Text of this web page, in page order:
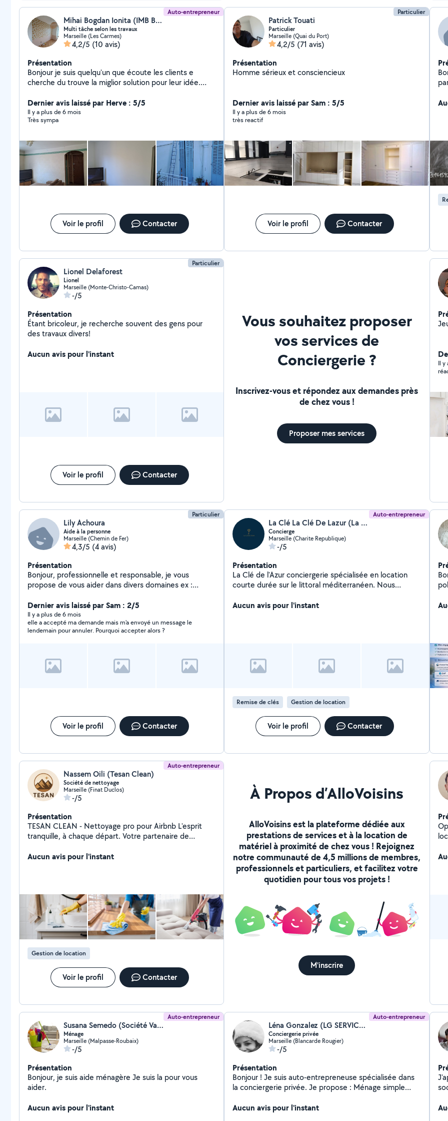
Auto-entrepreneur
Mihai Bogdan Ionita (IMB BAT)
Multi tâche selon les travaux
Marseille (Les Carmes)
4,2/5 (10 avis)
Présentation
Bonjour je suis quelqu'un que écoute les clients e
cherche du trouve la miglior solution pour leur idée.
parquet et carrelage Montage des portes à galandage
e a ouverture normal Plomberie ,montage lavabo,bacs
à douche ,WC. Peinture,pose du tapisserie Petit travail
Dernier avis laissé par Herve : 5/5
Il y a plus de 6 mois
Très sympa
Voir le profil Contacter
Particulier
Patrick Touati
Particulier
Marseille (Quai du Port)
4,2/5 (71 avis)
Présentation
Homme sérieux et consciencieux
Dernier avis laissé par Sam : 5/5
Il y a plus de 6 mois
très reactif
Voir le profil Contacter
Particulier
Lionel Delaforest
Lionel
Marseille (Monte-Christo-Camas)
-/5
Présentation
Étant bricoleur, je recherche souvent des gens pour
des travaux divers!
Aucun avis pour l'instant
Voir le profil Contacter
Vous souhaitez proposer
vos services de
Conciergerie ?
Inscrivez-vous et répondez aux demandes près
de chez vous !
Proposer mes services
Il y
Particulier
Lily Achoura
Aide à la personne
Marseille (Chemin de Fer)
4,3/5 (4 avis)
Présentation
Bonjour, professionnelle et responsable, je vous
propose de vous aider dans divers domaines ex :
accompagnement RDV médicaux, préparation repas et
ménage.
Dernier avis laissé par Sam : 2/5
Il y a plus de 6 mois
elle a accepté ma demande mais m'a envoyé un message le
lendemain pour annuler. Pourquoi accepter alors ?
Voir le profil Contacter
Auto-entrepreneur
La Clé La Clé De Lazur (La Clé De L’azur)
Concierge
Marseille (Charite Republique)
-/5
Présentation
La Clé de l'Azur conciergerie spécialisée en location
courte durée sur le littoral méditerranéen. Nous
complète de leur bien (annonce, voyageurs, ménage,
Aucun avis pour l'instant
Remise de clés Gestion de location
Voir le profil Contacter
sérieux Maison
ce
Auto-entrepreneur
Nassem Oili (Tesan Clean)
Société de nettoyage
Marseille (Finat Duclos)
-/5
Présentation
TESAN CLEAN - Nettoyage pro pour Airbnb L'esprit
tranquille, à chaque départ. Votre partenaire de
méthode : rigueur, produits pro,reporting
Aucun avis pour l'instant
Gestion de location
Voir le profil Contacter
À Propos d’AlloVoisins
AlloVoisins est la plateforme dédiée aux
prestations de services et à la location de
matériel à proximité de chez vous ! Rejoignez
notre communauté de 4,5 millions de membres,
professionnels et particuliers, et facilitez votre
quotidien pour tous vos projets !
M'inscrire
Auto-entrepreneur
Susana Semedo (Société Varela)
Ménage
Marseille (Malpasse-Roubaix)
-/5
Présentation
Bonjour, je suis aide ménagère Je suis la pour vous
aider.
Aucun avis pour l'instant
Auto-entrepreneur
Léna Gonzalez (LG SERVICES)
Conciergerie privée
Marseille (Blancarde Rougier)
-/5
Présentation
Bonjour ! Je suis auto-entrepreneuse spécialisée dans
la conciergerie privée. Je propose : Ménage simple
voyageurs et suivi du logement Disponible sur Marseille
Aucun avis pour l'instant